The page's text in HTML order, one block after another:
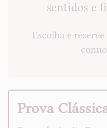
sentidos e
Escolha e
Prova